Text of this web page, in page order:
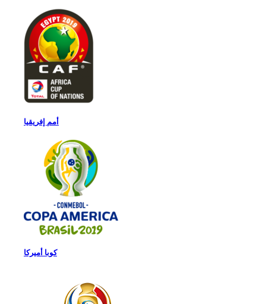
أمم إفريقيا
كوبا أميركا